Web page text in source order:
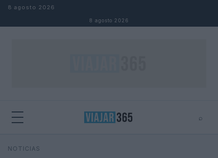
Saltar al contenido
8 agosto 2026
8 agosto 2026
⌕
Buscar
NOTICIAS